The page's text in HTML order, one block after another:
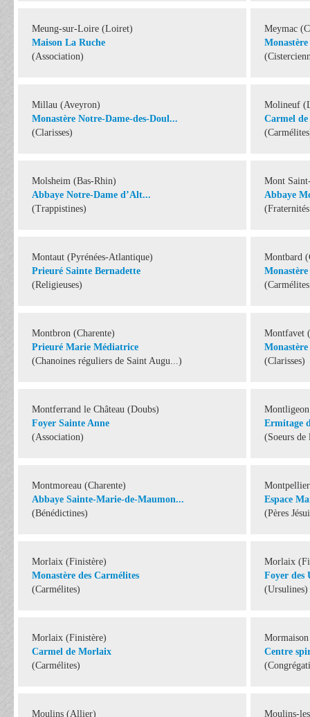
Meung-sur-Loire (Loiret)
Maison La Ruche
(Association)
Meymac
Millau (Aveyron)
Monastère Notre-Dame-des-Doul...
(Clarisses)
Molineuf
Carmel de
Molsheim (Bas-Rhin)
Abbaye Notre-Dame d’Alt...
(Trappistines)
Mont
Abbaye
Montaut (Pyrénées-Atlantique)
Prieuré Sainte Bernadette
(Religieuses)
Montbard
Montbron (Charente)
Prieuré Marie Médiatrice
(Chanoines réguliers de Saint Augu...)
Montfavet
(Clarisses)
Montferrand le Château (Doubs)
Foyer Sainte Anne
(Association)
Ermitage
(Soeurs
Montmoreau (Charente)
Abbaye Sainte-Marie-de-Maumon...
(Bénédictines)
Montpellier
Espace
(Pères
Morlaix (Finistère)
Monastère des Carmélites
(Carmélites)
Morlaix
Foyer des
(Ursulines)
Morlaix (Finistère)
Carmel de Morlaix
(Carmélites)
Centre
Moulins (Allier)
Moulins-